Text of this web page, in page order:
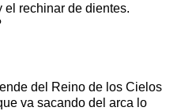
rechinar de dientes.
del Reino de los Cielos
va sacando del arca lo